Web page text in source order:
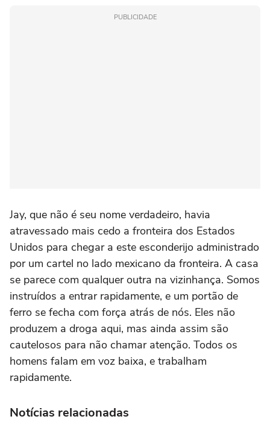
PUBLICIDADE
Jay, que não é seu nome verdadeiro, havia
atravessado mais cedo a fronteira dos Estados
Unidos para chegar a este esconderijo administrado
por um cartel no lado mexicano da fronteira. A casa
se parece com qualquer outra na vizinhança. Somos
instruídos a entrar rapidamente, e um portão de
ferro se fecha com força atrás de nós. Eles não
produzem a droga aqui, mas ainda assim são
cautelosos para não chamar atenção. Todos os
homens falam em voz baixa, e trabalham
rapidamente.
Notícias relacionadas